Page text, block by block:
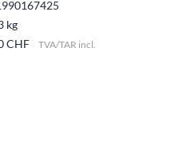
kg
CHF TVA/TAR incl.